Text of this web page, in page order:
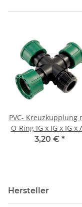
PVC- Kreuzkupplung
O-Ring IG x IG x IG x
1" x 1" x 1 x 1"
3,20 € *
Hersteller